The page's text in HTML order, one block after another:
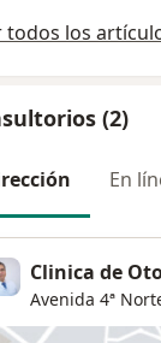
todos los
(2)
En
Clinica de
Avenida 4ª